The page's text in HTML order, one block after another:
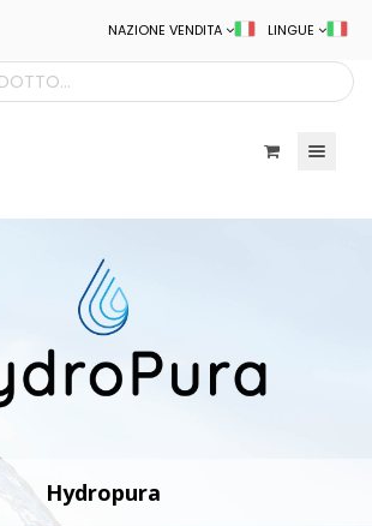
LINGUE
NAZIONE VENDITA
Hydropura